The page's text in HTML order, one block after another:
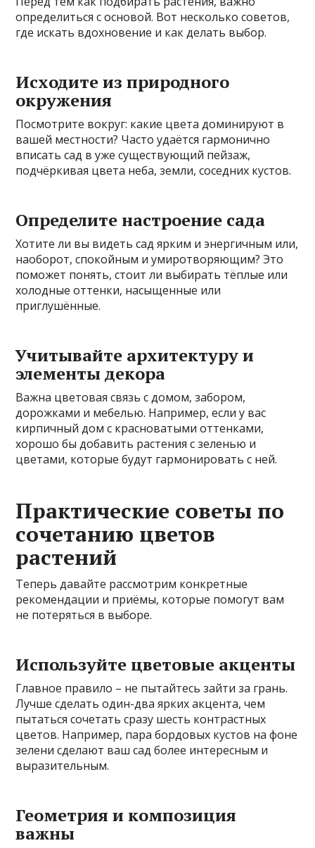
определиться с основой. Вот несколько советов,
где искать вдохновение и как делать выбор.
Исходите из природного
окружения
Посмотрите вокруг: какие цвета доминируют в
вашей местности? Часто удаётся гармонично
вписать сад в уже существующий пейзаж,
подчёркивая цвета неба, земли, соседних кустов.
Определите настроение сада
Хотите ли вы видеть сад ярким и энергичным или,
наоборот, спокойным и умиротворяющим? Это
поможет понять, стоит ли выбирать тёплые или
холодные оттенки, насыщенные или
приглушённые.
Учитывайте архитектуру и
элементы декора
Важна цветовая связь с домом, забором,
дорожками и мебелью. Например, если у вас
кирпичный дом с красноватыми оттенками,
хорошо бы добавить растения с зеленью и
цветами, которые будут гармонировать с ней.
Практические советы по
сочетанию цветов
растений
Теперь давайте рассмотрим конкретные
рекомендации и приёмы, которые помогут вам
не потеряться в выборе.
Используйте цветовые акценты
Главное правило – не пытайтесь зайти за грань.
Лучше сделать один-два ярких акцента, чем
пытаться сочетать сразу шесть контрастных
цветов. Например, пара бордовых кустов на фоне
зелени сделают ваш сад более интересным и
выразительным.
Геометрия и композиция
важны